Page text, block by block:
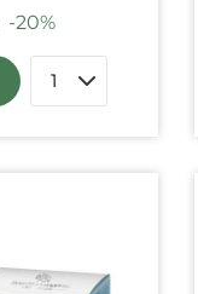
-20%